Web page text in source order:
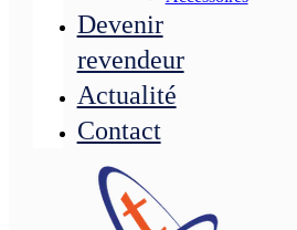
Devenir
revendeur
Actualité
Contact